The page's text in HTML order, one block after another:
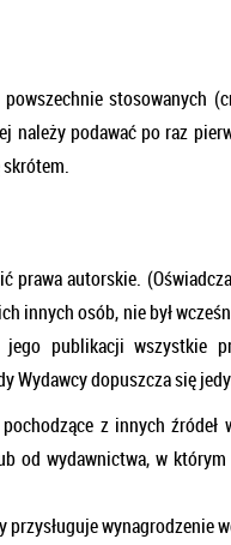
stosowanych
podawać po raz
prawa autorskie.
innych osób, nie był
publikacji wszystkie
Wydawcy dopuszcza się
z innych
od wydawnictwa, w
wynagrodzenie